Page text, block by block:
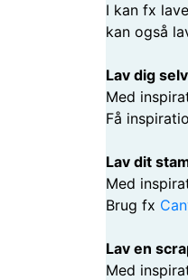
I kan fx
kan også
Lav dig
Med
Få
Lav dit
Med
Brug fx
Lav en
Med